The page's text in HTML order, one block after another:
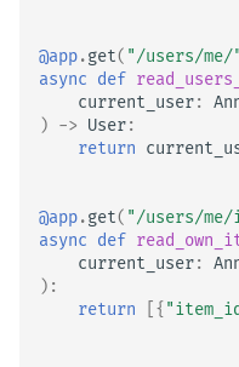
@app.get( "/users/me/"
async def
current_user:
) -> User:
return
@app.get( "/users/
async def
current_user:
):
return
[{